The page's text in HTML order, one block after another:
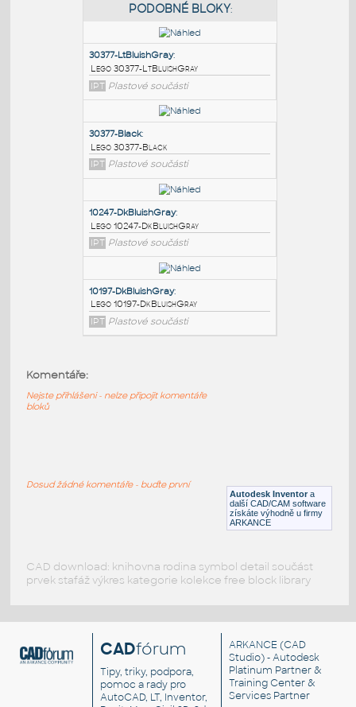
30377-LtBluishGray
Lego 30377-LtBluishGray
IPT Plastové součásti
30377-Black:
Lego 30377-Black
IPT Plastové součásti
Lego 10247-DkBluishGray
Lego 10197-DkBluishGray
Autodesk Inventor a
další CAD/CAM software
získáte výhodně u firmy
ARKANCE
Komentáře:
Nejste přihlášeni - nelze připojit komentáře
bloků
Dosud žádné komentáře - buďte první
CAD download: knihovna rodina symbol detail součást
prvek stafáž výkres kategorie kolekce free block library
CADfórum
Tipy, triky, podpora,
pomoc a rady pro
AutoCAD, LT, Inventor,
ARKANCE (CAD
Studio) - Autodesk
Platinum Partner &
Training Center &
Services Partner